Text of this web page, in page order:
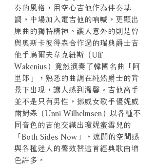
奏的風格，用空心吉他作為伴奏基
調，中場加入電吉他的吶喊，更顯出
原曲的獨特精神。讓人意外的則是曾
與奧斯卡彼得森合作過的瑞典爵士吉
他手烏爾夫韋克紐斯（Ulf
Wakenius）竟然演奏了韓國名曲「阿
里郎」，熟悉的曲調在純然爵士的背
景下出現，讓人感到溫馨。吉他高手
並不是只有男性，挪威女歌手優妮威
爾姆森（Unni Wilhelmsen）以各種不
同音色的吉他交織出瓊妮蜜雪兒的
「Both Sides Now」，遼闊的空間感
與各種迷人的聲效替這首經典歌曲增
色許多。